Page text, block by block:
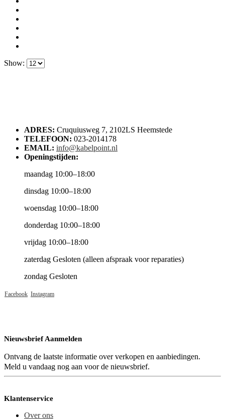
Show:
ADRES: Cruquiusweg 7, 2102LS Heemstede
TELEFOON: 023-2014178
EMAIL: info@kabelpoint.nl
Openingstijden:
maandag 10:00–18:00
dinsdag 10:00–18:00
woensdag 10:00–18:00
donderdag 10:00–18:00
vrijdag 10:00–18:00
zaterdag Gesloten (alleen afspraak voor reparaties)
zondag Gesloten
Facebook Instagram
Nieuwsbrief Aanmelden
Ontvang de laatste informatie over verkopen en aanbiedingen.
Meld u vandaag nog aan voor de nieuwsbrief.
Klantenservice
Over ons